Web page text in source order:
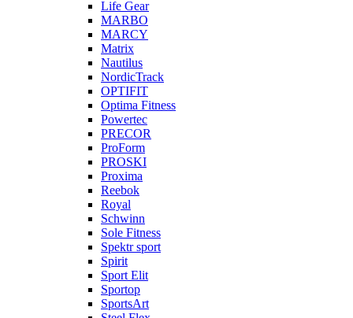
Life Gear
MARBO
MARCY
Matrix
Nautilus
NordicTrack
OPTIFIT
Optima Fitness
Powertec
PRECOR
ProForm
PROSKI
Proxima
Reebok
Royal
Schwinn
Sole Fitness
Spektr sport
Spirit
Sport Elit
Sportop
SportsArt